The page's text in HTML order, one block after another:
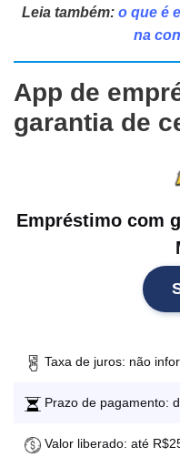
Leia também: o que é
na
App de
garantia de
Empréstimo com
Taxa de juros: não
Prazo de pagamento:
Valor liberado: até